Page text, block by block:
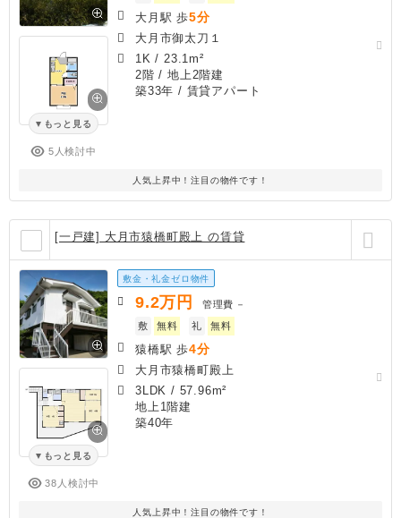
もっと見る
5人検討中
大月駅 歩5分
大月市御太刀１
1K / 23.1m²
2階 / 地上2階建
築33年 / 賃貸アパート
人気上昇中！注目の物件です！
[一戸建] 大月市猿橋町殿上 の賃貸
もっと見る
38人検討中
敷金・礼金ゼロ物件
9.2万円 管理費 －
敷
無料 礼 無料
猿橋駅 歩4分
大月市猿橋町殿上
3LDK / 57.96m²
地上1階建
築40年
人気上昇中！注目の物件です！